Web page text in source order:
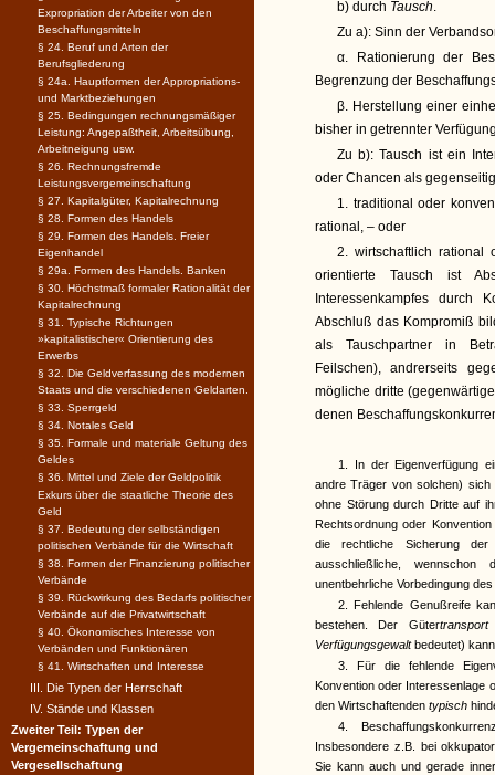
b) durch Tausch.
Zu a): Sinn der
α. Rationierung der
Begrenzung der
β. Herstellung einer
bisher in getrennter
Zu b): Tausch ist ein
oder Chancen als
1. traditional oder
rational, – oder
2. wirtschaftlich rational
orientierte Tausch ist
Interessenkampfes durch
Abschluß das Kompromiß
als Tauschpartner in
Feilschen), andrerseits
mögliche dritte
denen
1. In der Eigenverfügung
andre Träger von solchen)
ohne Störung durch Dritte auf
Rechtsordnung oder
die rechtliche Sicherung
ausschließliche,
unentbehrliche Vorbedingung
2. Fehlende Genußreife
bestehen. Der Güter
Verfügungsgewaltbedeutet)
3. Für die fehlende
Konvention oder Interessenlage
den Wirtschaftenden typisch
4.
Insbesondere z.B. bei
Sie kann auch und gerade
Expropriation der Arbeiter von den
Beschaffungsmitteln
§ 24. Beruf und Arten der
Berufsgliederung
§ 24a. Hauptformen der Appropriations-
und Marktbeziehungen
§ 25. Bedingungen rechnungsmäßiger
Leistung: Angepaßtheit, Arbeitsübung,
Arbeitneigung usw.
§ 26. Rechnungsfremde
Leistungsvergemeinschaftung
§ 27. Kapitalgüter, Kapitalrechnung
§ 28. Formen des Handels
§ 29. Formen des Handels. Freier
Eigenhandel
§ 29a. Formen des Handels. Banken
§ 30. Höchstmaß formaler Rationalität der
Kapitalrechnung
§ 31. Typische Richtungen
»kapitalistischer« Orientierung des
Erwerbs
§ 32. Die Geldverfassung des modernen
Staats und die verschiedenen Geldarten.
§ 33. Sperrgeld
§ 34. Notales Geld
§ 35. Formale und materiale Geltung des
Geldes
§ 36. Mittel und Ziele der Geldpolitik
Exkurs über die staatliche Theorie des
Geld
§ 37. Bedeutung der selbständigen
politischen Verbände für die Wirtschaft
§ 38. Formen der Finanzierung politischer
Verbände
§ 39. Rückwirkung des Bedarfs politischer
Verbände auf die Privatwirtschaft
§ 40. Ökonomisches Interesse von
Verbänden und Funktionären
§ 41. Wirtschaften und Interesse
III. Die Typen der Herrschaft
IV. Stände und Klassen
Zweiter Teil: Typen der
Vergemeinschaftung und
Vergesellschaftung